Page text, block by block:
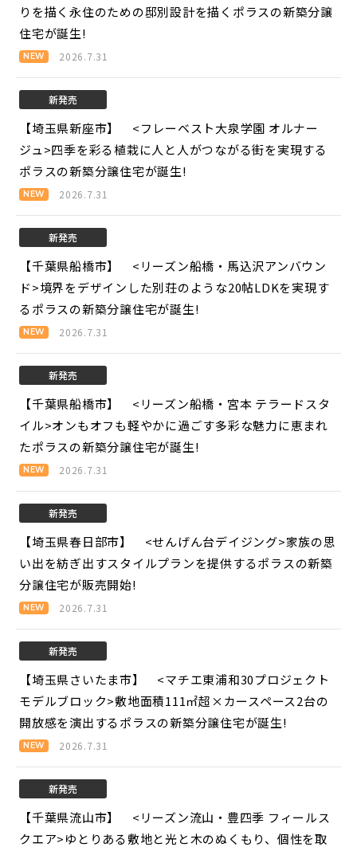
りを描く永住のための邸別設計を描くポラスの新築分譲
住宅が誕生!
2026.7.31
新発売
【埼玉県新座市】 <フレーベスト大泉学園 オルナー
ジュ>四季を彩る植栽に人と人がつながる街を実現する
ポラスの新築分譲住宅が誕生!
2026.7.31
新発売
【千葉県船橋市】 <リーズン船橋・馬込沢アンバウン
ド>境界をデザインした別荘のような20帖LDKを実現す
るポラスの新築分譲住宅が誕生!
2026.7.31
新発売
【千葉県船橋市】 <リーズン船橋・宮本 テラードスタ
イル>オンもオフも軽やかに過ごす多彩な魅力に恵まれ
たポラスの新築分譲住宅が誕生!
2026.7.31
新発売
【埼玉県春日部市】 <せんげん台デイジング>家族の思
い出を紡ぎ出すスタイルプランを提供するポラスの新築
分譲住宅が販売開始!
2026.7.31
新発売
【埼玉県さいたま市】 <マチエ東浦和30プロジェクト
モデルブロック>敷地面積111㎡超×カースペース2台の
開放感を演出するポラスの新築分譲住宅が誕生!
2026.7.31
新発売
【千葉県流山市】 <リーズン流山・豊四季 フィールス
クエア>ゆとりある敷地と光と木のぬくもり、個性を取